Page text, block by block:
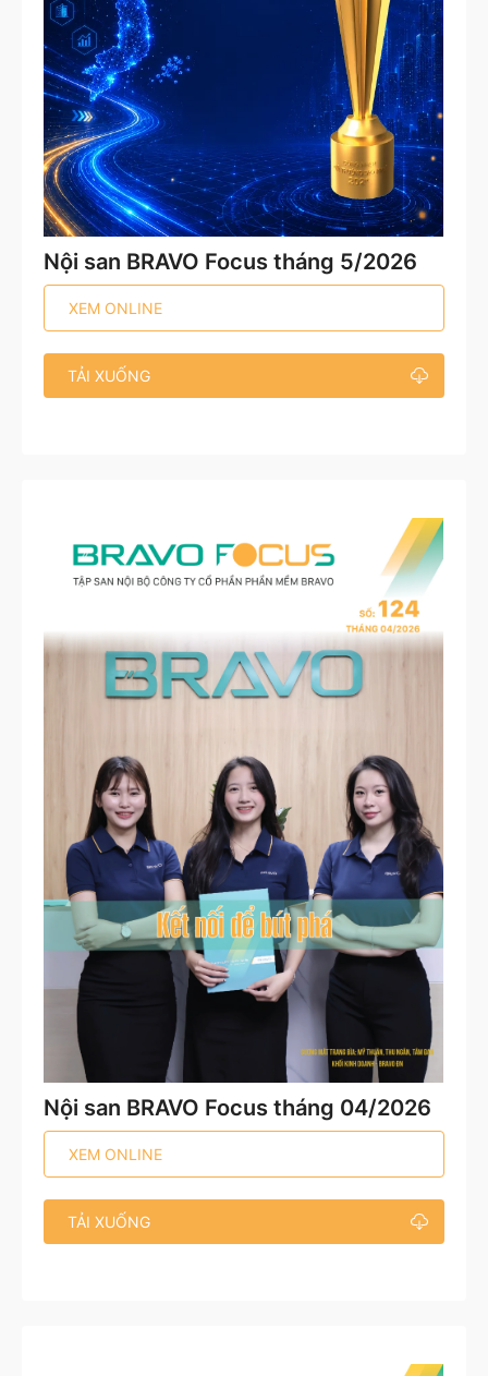
Nội san BRAVO Focus tháng 5/2026
XEM ONLINE
TẢI XUỐNG
Nội san BRAVO Focus tháng 04/2026
XEM ONLINE
TẢI XUỐNG